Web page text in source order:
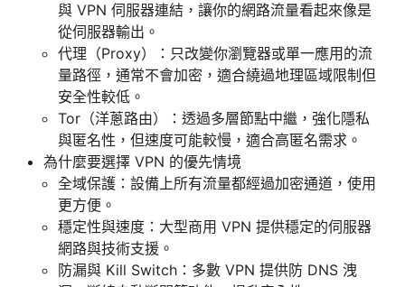
與 VPN 伺服器連結，讓你的網路流量看起來像是
從伺服器輸出。
代理（Proxy）：只改變你瀏覽器或單一應用的流
量路徑，通常不會加密，適合繞過地理區域限制但
安全性較低。
Tor（洋蔥路由）：透過多層節點中繼，強化隱私
與匿名性，但速度可能較慢，適合高匿名需求。
為什麼要選擇 VPN 的優先情境
全域保護：設備上所有流量都經過加密通道，使用
更方便。
穩定性與速度：大型商用 VPN 提供穩定的伺服器
網路與技術支援。
防漏與 Kill Switch：多數 VPN 提供防 DNS 洩